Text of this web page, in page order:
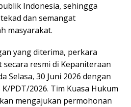
Indonesia, sehingga
dan semangat
masyarakat.
yang diterima, perkara
resmi di Kepaniteraan
Selasa, 30 Juni 2026 dengan
PDT/2026. Tim Kuasa Hukum
mengajukan permohonan